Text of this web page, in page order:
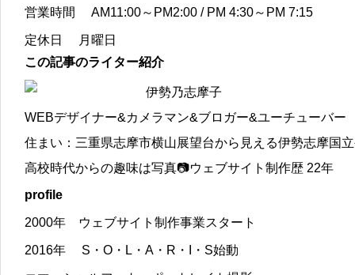
営業時間 AM11:00～PM2:00 / PM 4:30～PM 7:15
定休日 月曜日
この記事のライター紹介
伊勢乃志摩子
WEBデザイナー&カメラマン&ブロガー&ユーチューバー
住まい：三重県志摩市横山展望台から見える伊勢志摩国
高校時代からの趣味は写真📷ウェブサイト制作歴 22年
profile
2000年 ウェブサイト制作事業スタート
2016年 S・O・L・A・R・I・S始動